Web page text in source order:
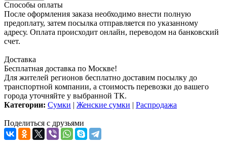
Способы оплаты
После оформления заказа необходимо внести полную
предоплату, затем посылка отправляется по указанному
адресу. Оплата происходит онлайн, переводом на банковский
счет.
Доставка
Бесплатная доставка по Москве!
Для жителей регионов бесплатно доставим посылку до
транспортной компании, а стоимость перевозки до вашего
города уточняйте у выбранной ТК.
Категории: Сумки | Женские сумки | Распродажа
Поделиться с друзьями